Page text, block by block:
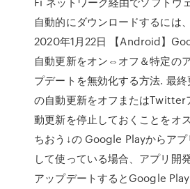
自動的にダウンロードするには
2020年1月22日 【Android】
自動更新をオン⇔オフ＆特定の
プデートを無効化する方法. 最
の自動更新をオフまたはTwitter
動更新を停止しておくことをオ
ちおう↓の Google Playからアプ
して使っている場合、アプリ開
アップデートするとGoogle